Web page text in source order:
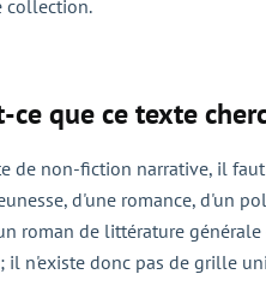
collection.
que ce texte
de non-fiction narrative, il
d'une romance, d'un
de littérature
n'existe donc pas de grille